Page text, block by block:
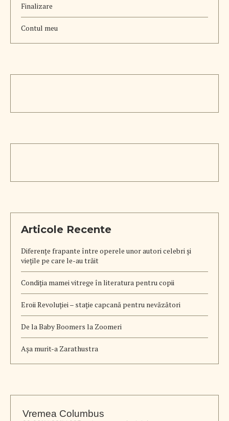
Finalizare
Contul meu
Articole Recente
Diferențe frapante între operele unor autori celebri și
viețile pe care le-au trăit
Condiția mamei vitrege în literatura pentru copii
Eroii Revoluției – stație capcană pentru nevăzători
De la Baby Boomers la Zoomeri
Aşa murit-a Zarathustra